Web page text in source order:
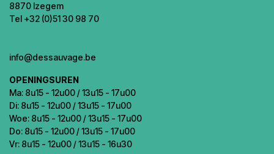
8870 Izegem
Tel +32 (0)51 30 98 70
info@dessauvage.be
OPENINGSUREN
Ma: 8u15 - 12u00 / 13u15 - 17u00
Di: 8u15 - 12u00 / 13u15 - 17u00
Woe: 8u15 - 12u00 / 13u15 - 17u00
Do: 8u15 - 12u00 / 13u15 - 17u00
Vr: 8u15 - 12u00 / 13u15 - 16u30